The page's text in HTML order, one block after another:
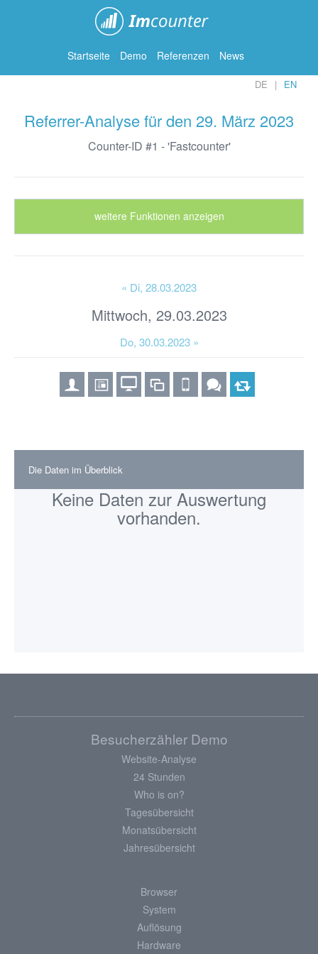
Startseite Demo Referenzen News
DE EN
Referrer-Analyse für den 29. März 2023
Counter-ID #1 - 'Fastcounter'
weitere Funktionen anzeigen
« Di, 28.03.2023
Mittwoch, 29.03.2023
Do, 30.03.2023 »
Die Daten im Überblick
Keine Daten zur Auswertung
vorhanden.
Besucherzähler Demo
Website-Analyse
24 Stunden
Who is on?
Tagesübersicht
Monatsübersicht
Jahresübersicht
Browser
System
Auflösung
Hardware